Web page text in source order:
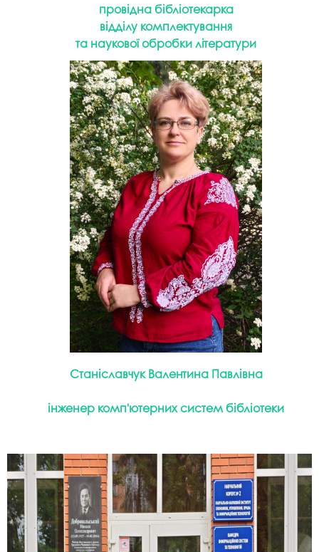
провідна бібліотекарка
відділу комплектування
та наукової обробки літератури
Станіславчук Валентина Павлівна
інженер комп'ютерних систем бібліотеки